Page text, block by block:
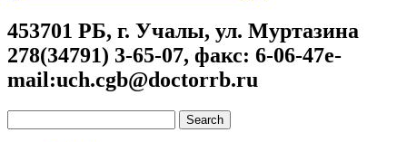
453701 РБ, г. Учалы, ул. Муртазина
278(34791) 3-65-07, факс: 6-06-47e-
mail:uch.cgb@doctorrb.ru